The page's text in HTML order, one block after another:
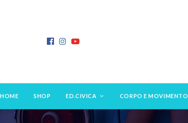
HOME SHOP ED.CIVICA CORPO E MOVIMENTO